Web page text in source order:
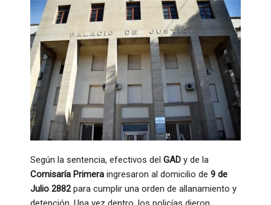
Según la sentencia, efectivos del GAD y de la
Comisaría Primera ingresaron al domicilio de 9 de
Julio 2882para cumplir una orden de allanamiento y